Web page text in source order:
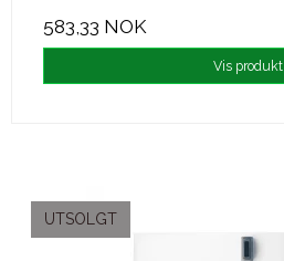
583,33 NOK
Vis produkt
UTSOLGT